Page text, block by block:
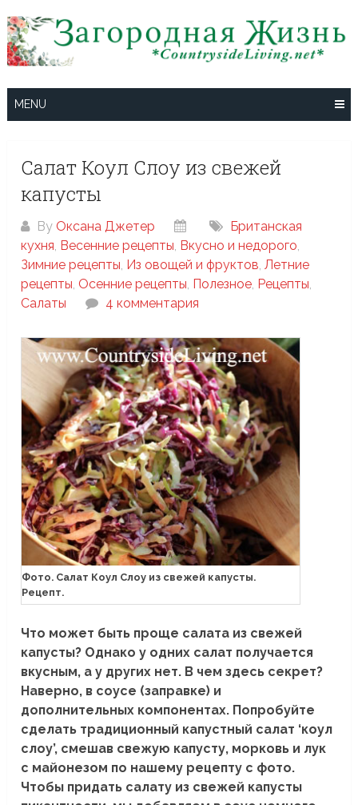
to
content
MENU
Салат Коул Слоу из свежей
капусты
By Оксана Джетер
Британская
кухня, Весенние рецепты, Вкусно и недорого,
Зимние рецепты, Из овощей и фруктов,Летние
рецепты, Осенние рецепты, Полезное, Рецепты,
Салаты
4 комментария
Фото. Салат Коул Слоу из свежей капусты.
Рецепт.
Что может быть проще салата из свежей
капусты? Однако у одних салат получается
вкусным, а у других нет. В чем здесь секрет?
Наверно, в соусе (заправке) и
дополнительных компонентах. Попробуйте
сделать традиционный капустный салат ‘коул
слоу’, смешав свежую капусту, морковь и лук
с майонезом по нашему рецепту с фото.
Чтобы придать салату из свежей капусты